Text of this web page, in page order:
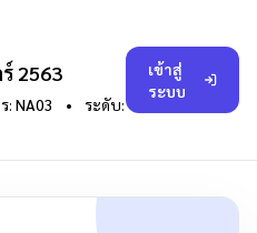
2563
: NA03 •
ระดับ:
เข้าสู่
ระบบ